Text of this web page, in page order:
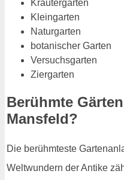
Kräutergarten
Kleingarten
Naturgarten
botanischer Garten
Versuchsgarten
Ziergarten
Berühmte
Mansfeld?
Die berühmteste
Weltwundern der Antike